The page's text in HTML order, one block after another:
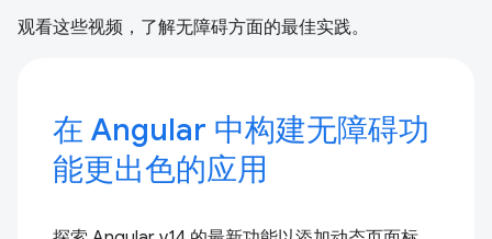
观看这些视频，了解无障碍方面的最佳实践。
在 Angular 中构建无障碍功
能更出色的应用